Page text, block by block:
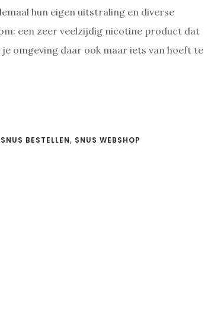
hun eigen uitstraling en diverse
een zeer veelzijdig nicotine product dat
omgeving daar ook maar iets van hoeft te
SNUS BESTELLEN, SNUS WEBSHOP